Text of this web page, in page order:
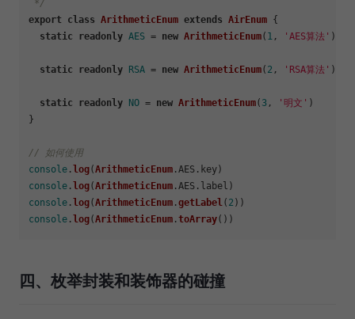
*/
export
class ArithmeticEnum extends AirEnum {
static
readonly AES = new ArithmeticEnum( 1 , 'AES算法' )
static readonly RSA = new ArithmeticEnum( 2 , 'RSA算法' )
static readonly NO = new ArithmeticEnum( 3 , '明文' )
}
// 如何使用
console . log(ArithmeticEnum .AES . key
console . log(ArithmeticEnum .AES . label
console . log(ArithmeticEnum .getLabel( 2
console . log(ArithmeticEnum .toArray
四、枚举封装和装饰器的碰撞